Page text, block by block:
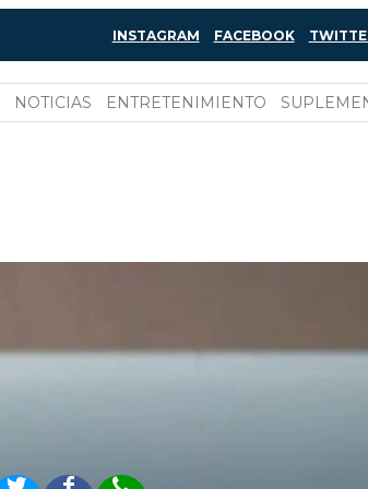
INSTAGRAM FACEBOOK
NOTICIAS ENTRETENIMIENTO